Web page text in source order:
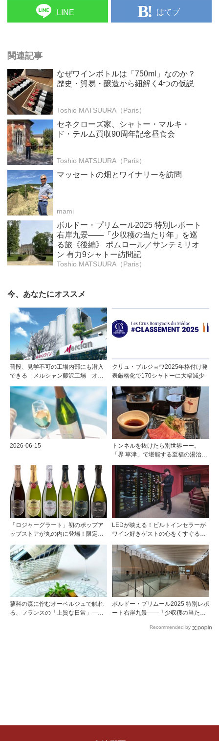
LINE はてブ
関連記事
なぜワインボトルは「750ml」なのか？
歴史・貿易・醸造から紐解く4つの仮説
Toshio MATSUURA（Paris）
セネクローズ家、シャトー・マルキ・
ド・テルム買収90周年記念昼食会
Toshio MATSUURA（Paris）
マッセートの畑とワイナリーを訪問
mami
ボルドー・プリムール2025 特別レポート
右岸九景――「少収穫の当たり年」を巡
る旅《後編》 ポムロール／サンテミリオ
ン 有力9シャトー訪問記
Toshio MATSUURA（Paris）
今、あなたにオススメ
普段、見学不可の工場内部にも潜入
できる「メルシャン藤沢工場 オン
クリュ・ブルジョワ2025年格付け発
表厳格化で170シャトーに大幅減少
2026-06-15
トンネルを抜けたら別世界ーー。
「界 草津」で堪能する至福の湯治と
「ロジャーグラート」初のポップア
ップストアが丸の内に登場！限定キ
LEDが映える！ビルトインセラーが
ワイン好きゲストの心をくすぐる
蓼科の森に佇むオーベルジュで触れ
る、フランスの「上質な日常」――
ボルドー・プリムール2025 特別レポ
ート右岸九景――「少収穫の当たり
ンテミリオン 有力9シャトー訪問記
Recommended by